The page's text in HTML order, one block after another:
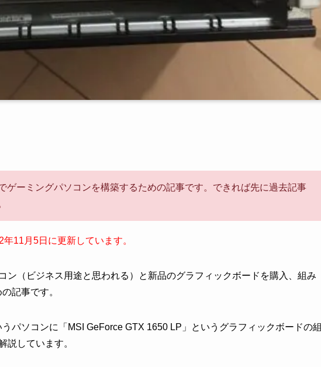
ゲーミングパソコンを構築するための記事です。できれば先に過去記事
11月5日に更新しています。
ン（ビジネス用途と思われる）と新品のグラフィックボードを購入、組み
記事です。
パソコンに「MSI GeForce GTX 1650 LP」というグラフィックボードの
説しています。